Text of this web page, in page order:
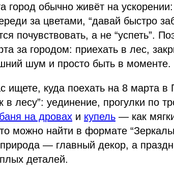
город обычно живёт на
за цветами, “давай быстро
почувствовать, а не “успеть”.
за городом: приехать в лес,
шум и просто быть в моменте.
ищете, куда поехать на 8 марта в
в лесу”: уединение, прогулки по
баня на дровах и купель — как
можно найти в формате
— главный декор, а
деталей.